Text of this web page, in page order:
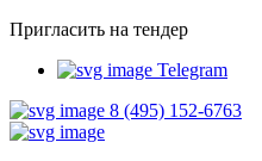
Пригласить на тендер
Telegram
8 (495) 152-6763